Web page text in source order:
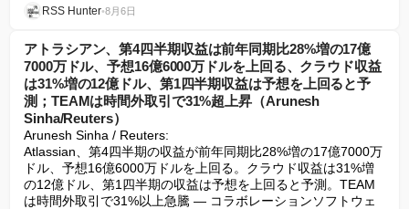
RSS Hunter•8月6日
アトラシアン、第4四半期収益は前年同期比28%増の17億
7000万ドル、予想16億6000万ドルを上回る、クラウド収益
は31%増の12億ドル、第1四半期収益は予想を上回ると予
測；TEAMは時間外取引で31%超上昇（Arunesh
Sinha/Reuters）
Arunesh Sinha / Reuters:
Atlassian、第4四半期の収益が前年同期比28%増の17億7000万
ドル、予想16億6000万ドルを上回る。クラウド収益は31%増
の12億ドル、第1四半期の収益は予想を上回ると予測。TEAM
は時間外取引で31%以上急騰 — コラボレーションソフトウェ